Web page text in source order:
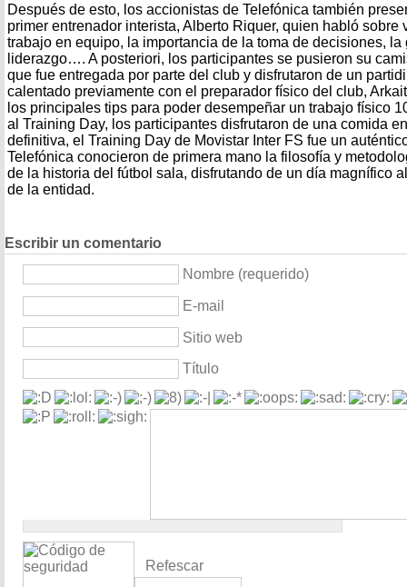
Después de esto, los accionistas de Telefónica también
primer entrenador interista, Alberto Riquer, quien habló sobre
trabajo en equipo, la importancia de la toma de decisiones, la
liderazgo…. A posteriori, los participantes se pusieron su
que fue entregada por parte del club y disfrutaron de un
calentado previamente con el preparador físico del club,
los principales tips para poder desempeñar un trabajo físico
al Training Day, los participantes disfrutaron de una comida
definitiva, el Training Day de Movistar Inter FS fue un
Telefónica conocieron de primera mano la filosofía y
de la historia del fútbol sala, disfrutando de un día magnífico
de la entidad.
Escribir un comentario
Nombre (requerido)
E-mail
Sitio web
Título
Refescar